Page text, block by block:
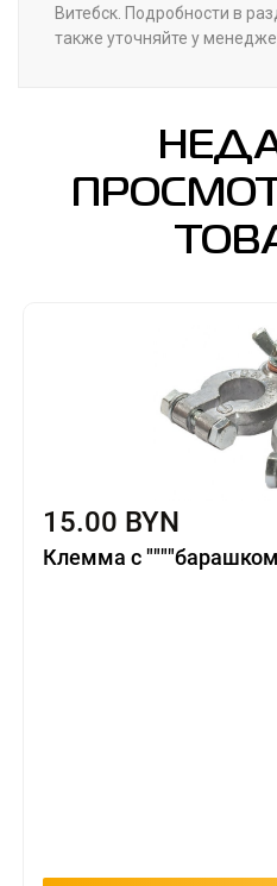
Витебск. Подробности в
также уточняйте у
15.00 BYN
Клемма с